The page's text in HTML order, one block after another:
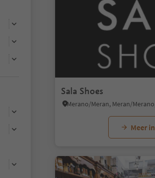
Sala Shoes
Meer